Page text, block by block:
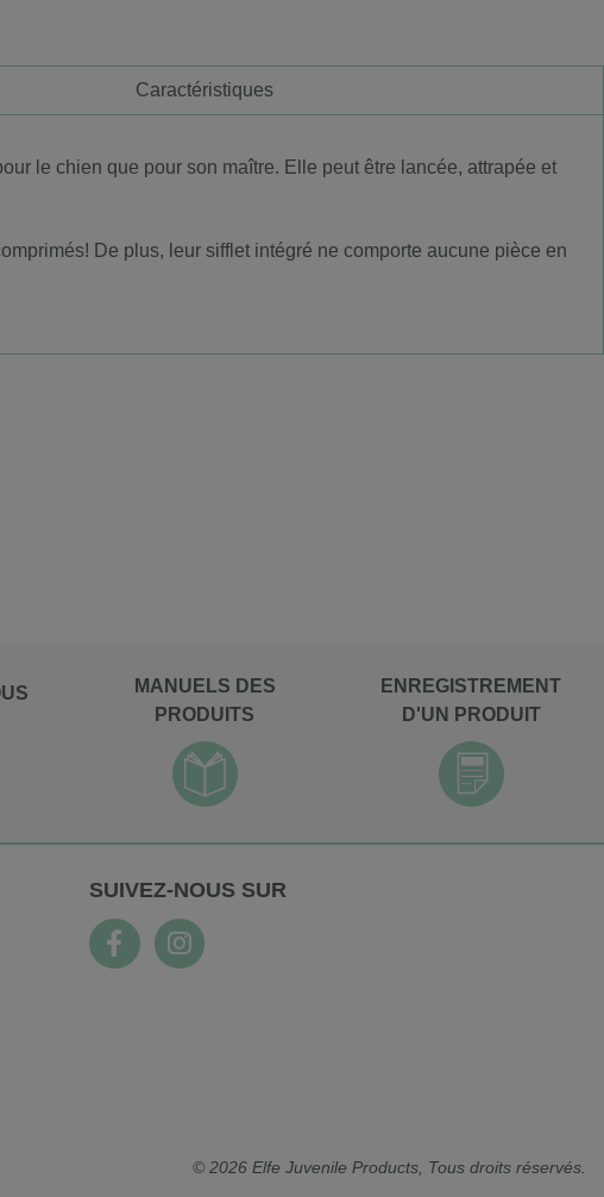
Caractéristiques
le chien que pour son maître. Elle peut être lancée, attrapée et
De plus, leur sifflet intégré ne comporte aucune pièce en
MANUELS DES
PRODUITS
ENREGISTREMENT
D'UN PRODUIT
SUIVEZ-NOUS SUR
© 2026 Elfe Juvenile Products, Tous droits réservés.